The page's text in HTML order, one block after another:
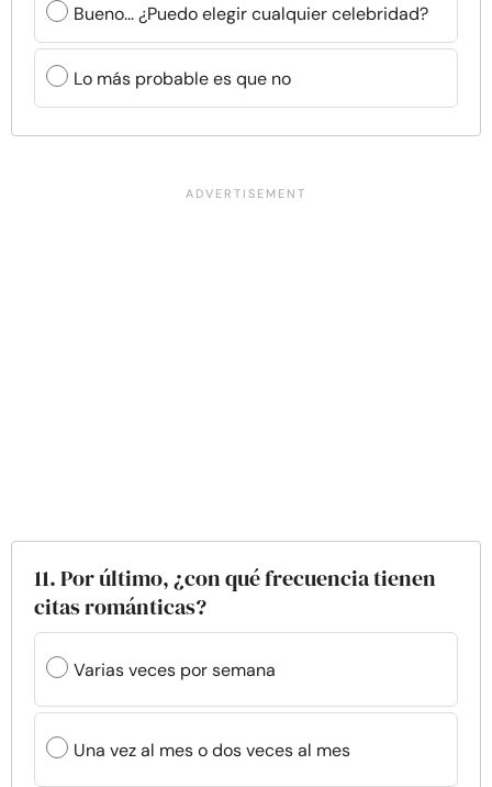
Bueno... ¿Puedo elegir cualquier celebridad?
Lo más probable es que no
11. Por último, ¿con qué frecuencia tienen
citas románticas?
Varias veces por semana
Una vez al mes o dos veces al mes